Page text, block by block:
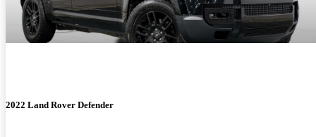
2022 Land Rover Defender